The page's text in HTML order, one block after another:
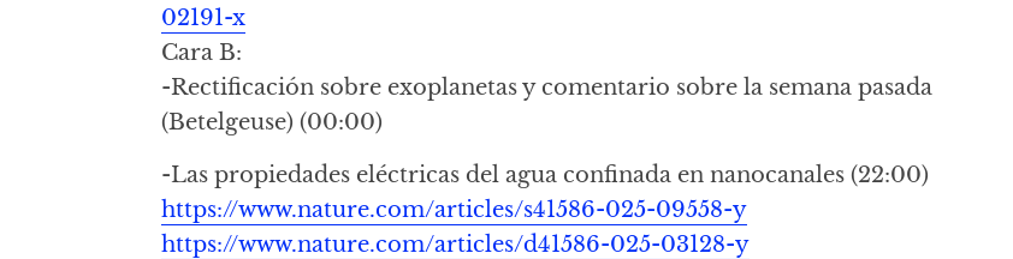
02191-x
Cara B:
-Rectificación sobre exoplanetas y comentario sobre la semana pasada
(Betelgeuse) (00:00)
-Las propiedades eléctricas del agua confinada en nanocanales (22:00)
https://www.nature.com/articles/s41586-025-09558-y
https://www.nature.com/articles/d41586-025-03128-y